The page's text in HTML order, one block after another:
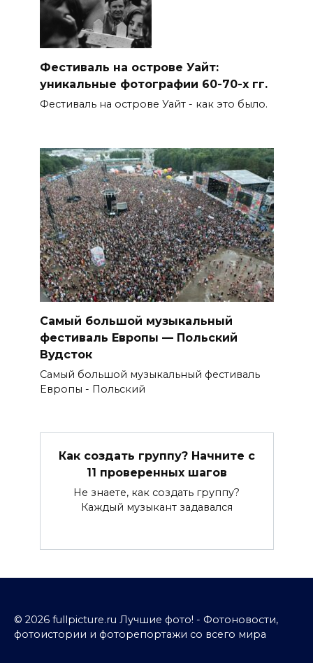
Фестиваль на острове Уайт:
уникальные фотографии 60-70-х гг.
Фестиваль на острове Уайт - как это было.
Самый большой музыкальный
фестиваль Европы — Польский
Вудсток
Самый большой музыкальный фестиваль
Европы - Польский
Как создать группу? Начните с
11 проверенных шагов
Не знаете, как создать группу?
Каждый музыкант задавался
© 2026 fullpicture.ru Лучшие фото! - Фотоновости,
фотоистории и фоторепортажи со всего мира